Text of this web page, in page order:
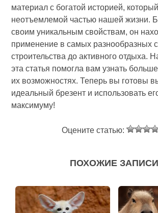
материал с богатой историей,
неотъемлемой частью нашей жизни.
своим уникальным свойствам, он
применение в самых разнообразных
строительства до активного отдыха.
эта статья помогла вам узнать
их возможностях. Теперь вы готовы
идеальный брезент и использовать
максимуму!
Оцените статью:
ПОХОЖИЕ ЗАПИСИ